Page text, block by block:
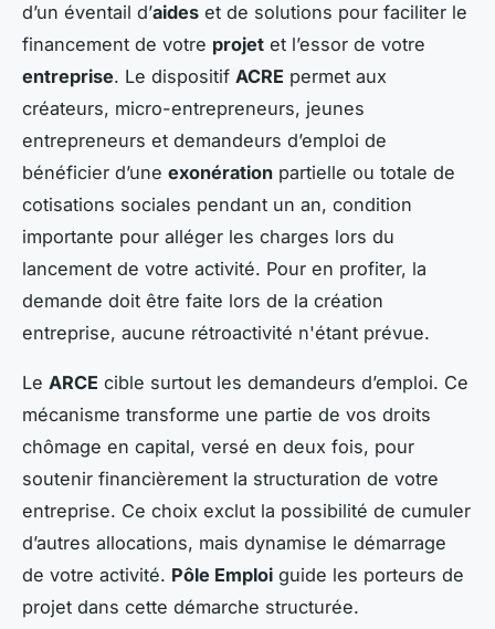
d’un éventail d’aides et de solutions pour faciliter le
financement de votre projet et l’essor de votre
entreprise. Le dispositif ACRE permet aux
créateurs, micro-entrepreneurs, jeunes
entrepreneurs et demandeurs d’emploi de
bénéficier d’une exonération partielle ou totale de
cotisations sociales pendant un an, condition
importante pour alléger les charges lors du
lancement de votre activité. Pour en profiter, la
demande doit être faite lors de la création
entreprise, aucune rétroactivité n'étant prévue.
Le ARCE cible surtout les demandeurs d’emploi. Ce
mécanisme transforme une partie de vos droits
chômage en capital, versé en deux fois, pour
soutenir financièrement la structuration de votre
entreprise. Ce choix exclut la possibilité de cumuler
d’autres allocations, mais dynamise le démarrage
de votre activité. Pôle Emploi guide les porteurs de
projet dans cette démarche structurée.